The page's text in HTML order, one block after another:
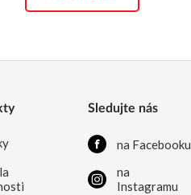
Sledujte nás
na Facebooku
na
Instagramu